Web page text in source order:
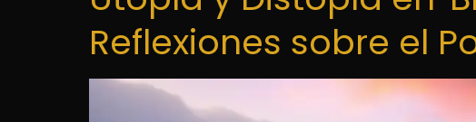
Reflexiones sobre el